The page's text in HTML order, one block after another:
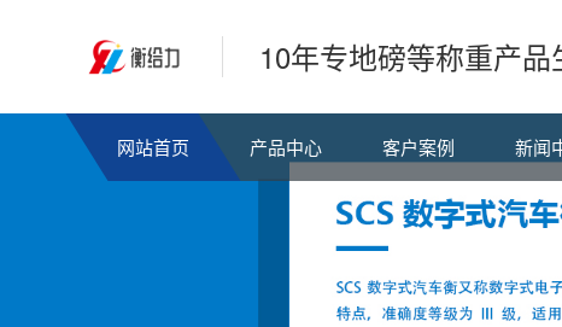
10年专地磅等称重产
网站首页 产品中心 客户案例 新闻